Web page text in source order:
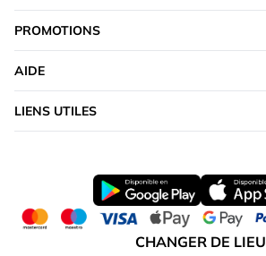
PROMOTIONS
AIDE
LIENS UTILES
CHANGER DE LIEU